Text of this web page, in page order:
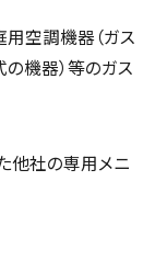
用空調機器（ガス
機器）等のガス
他社の専用メニ